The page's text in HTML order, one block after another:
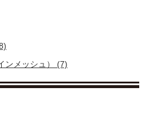
ンメッシュ） (7)